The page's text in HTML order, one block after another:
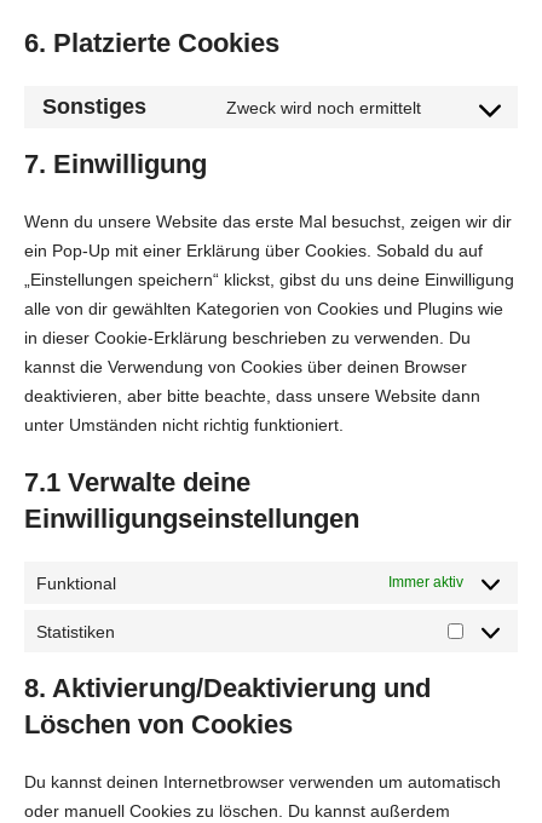
6. Platzierte Cookies
Sonstiges Zweck wird noch ermittelt
Consent
7. Einwilligung
Wenn du unsere Website das erste Mal besuchst, zeigen wir dir
ein Pop-Up mit einer Erklärung über Cookies. Sobald du auf
„Einstellungen speichern“ klickst, gibst du uns deine Einwilligung
alle von dir gewählten Kategorien von Cookies und Plugins wie
in dieser Cookie-Erklärung beschrieben zu verwenden. Du
kannst die Verwendung von Cookies über deinen Browser
deaktivieren, aber bitte beachte, dass unsere Website dann
unter Umständen nicht richtig funktioniert.
7.1 Verwalte deine
Einwilligungseinstellungen
Funktional Immer aktiv
Statistiken
Statistiken
8. Aktivierung/Deaktivierung und
Löschen von Cookies
Du kannst deinen Internetbrowser verwenden um automatisch
oder manuell Cookies zu löschen. Du kannst außerdem